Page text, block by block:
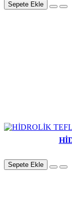
Sepete Ekle
Sepete Ekle